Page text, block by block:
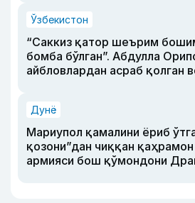
Ўзбекистон
“Саккиз қатор шеърим
бомба бўлган”. Абдулла
айбловлардан асраб қолган
Дунё
Мариупол қамалини ёриб
қозони”дан чиққан
армияси бош қўмондони